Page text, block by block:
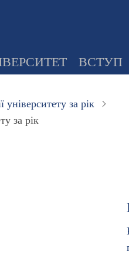
ВСТУП
університету за рік
за рік